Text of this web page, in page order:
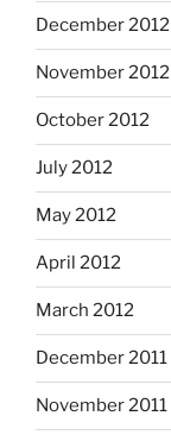
December 2012
November 2012
October 2012
July 2012
May 2012
April 2012
March 2012
December 2011
November 2011